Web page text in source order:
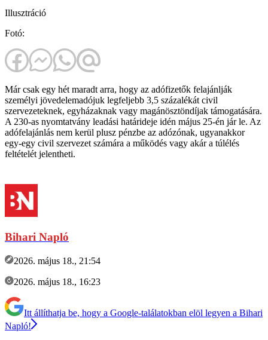
Illusztráció
Fotó:
Már csak egy hét maradt arra, hogy az adófizetők felajánlják
személyi jövedelemadójuk legfeljebb 3,5 százalékát civil
szervezeteknek, egyházaknak vagy magánösztöndíjak támogatására.
A 230-as nyomtatvány leadási határideje idén május 25-én jár le. Az
adófelajánlás nem kerül plusz pénzbe az adózónak, ugyanakkor
egy-egy civil szervezet számára a működés vagy akár a túlélés
feltételét jelentheti.
Bihari Napló
2026. május 18., 21:54
2026. május 18., 16:23
Itt állíthatja be, hogy a Google-találatokban elöl legyen a Bihari
Napló!